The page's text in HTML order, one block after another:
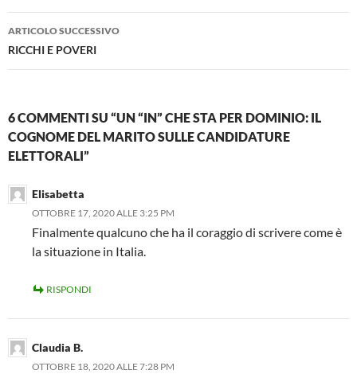
ARTICOLO SUCCESSIVO
RICCHI E POVERI
6 COMMENTI SU “UN “IN” CHE STA PER DOMINIO: IL
COGNOME DEL MARITO SULLE CANDIDATURE
ELETTORALI”
Elisabetta
OTTOBRE 17, 2020 ALLE 3:25 PM
Finalmente qualcuno che ha il coraggio di scrivere come è
la situazione in Italia.
RISPONDI
Claudia B.
OTTOBRE 18, 2020 ALLE 7:28 PM